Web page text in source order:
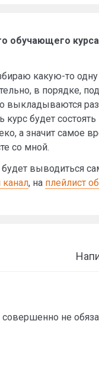
обучающего
какую-то
в порядке,
выкладываются
будет
а значит самое
со мной.
будет выводиться
, на плейлист
не